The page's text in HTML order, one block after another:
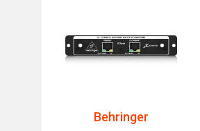
Behringer